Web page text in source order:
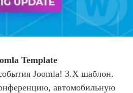
Template
Joomla! 3.X шаблон.
автомобильную